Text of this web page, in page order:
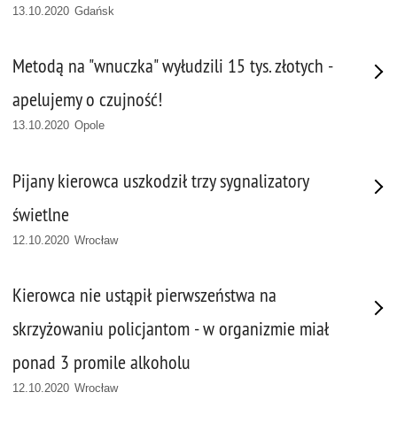
13.10.2020 Gdańsk
Metodą na "wnuczka" wyłudzili 15 tys. złotych -
apelujemy o czujność!
13.10.2020 Opole
Pijany kierowca uszkodził trzy sygnalizatory
świetlne
12.10.2020 Wrocław
Kierowca nie ustąpił pierwszeństwa na
skrzyżowaniu policjantom - w organizmie miał
ponad 3 promile alkoholu
12.10.2020 Wrocław